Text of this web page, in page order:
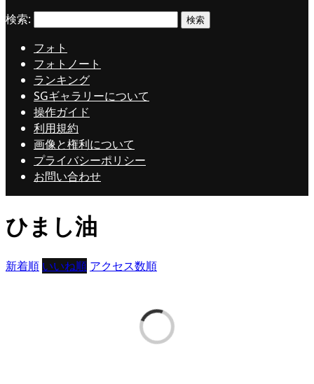
フォト
フォトノート
ランキング
SGギャラリーについて
操作ガイド
利用規約
画像と権利について
プライバシーポリシー
お問い合わせ
検索:
ひまし油
新着順 いいね順 アクセス数順